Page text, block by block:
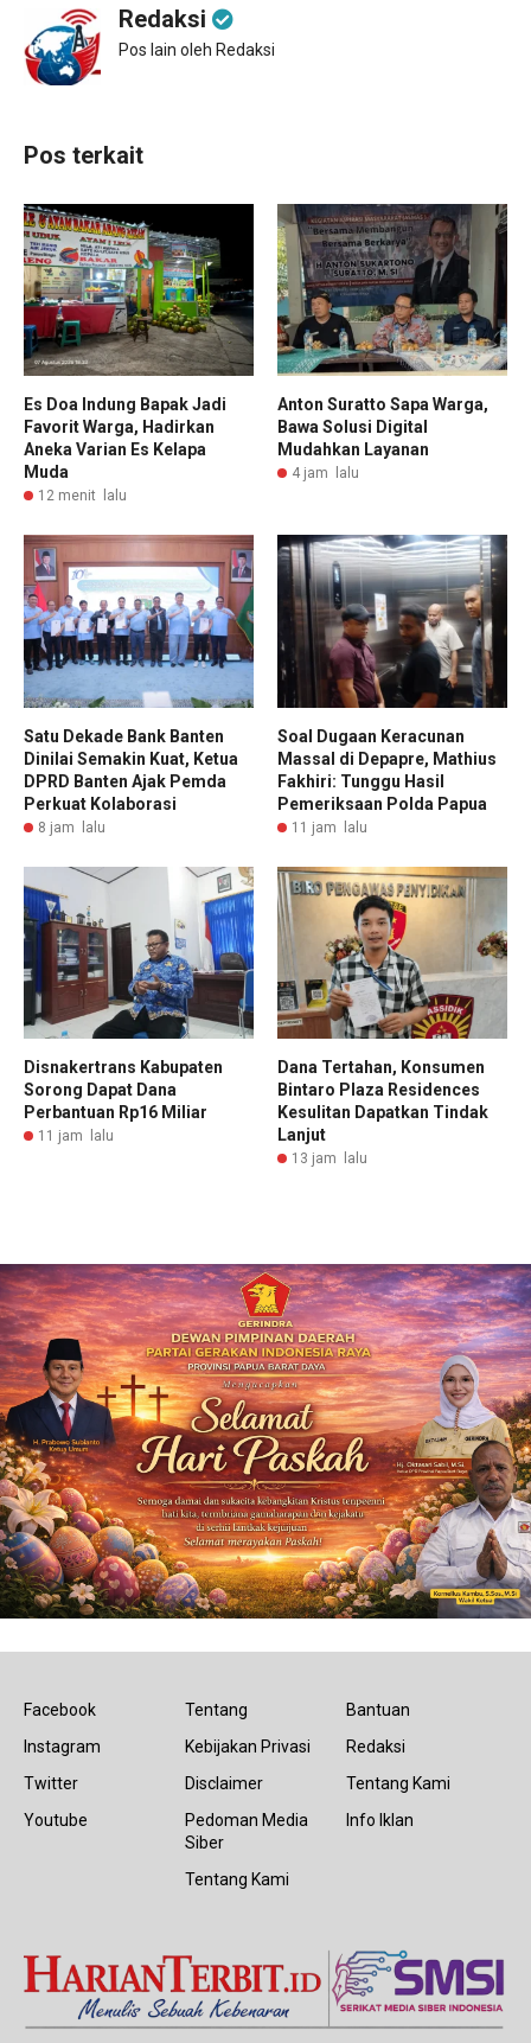
Redaksi
Pos lain oleh Redaksi
Pos terkait
Es Doa Indung Bapak Jadi
Favorit Warga, Hadirkan
Aneka Varian Es Kelapa
Muda
12 menit lalu
Anton Suratto Sapa Warga,
Bawa Solusi Digital
Mudahkan Layanan
4 jam lalu
Satu Dekade Bank Banten
Dinilai Semakin Kuat, Ketua
DPRD Banten Ajak Pemda
Perkuat Kolaborasi
8 jam lalu
Soal Dugaan Keracunan
Massal di Depapre, Mathius
Fakhiri: Tunggu Hasil
Pemeriksaan Polda Papua
11 jam lalu
Disnakertrans Kabupaten
Sorong Dapat Dana
Perbantuan Rp16 Miliar
11 jam lalu
Dana Tertahan, Konsumen
Bintaro Plaza Residences
Kesulitan Dapatkan Tindak
Lanjut
13 jam lalu
Facebook
Instagram
Twitter
Youtube
Tentang
Kebijakan Privasi
Disclaimer
Pedoman Media
Siber
Tentang Kami
Bantuan
Redaksi
Tentang Kami
Info Iklan